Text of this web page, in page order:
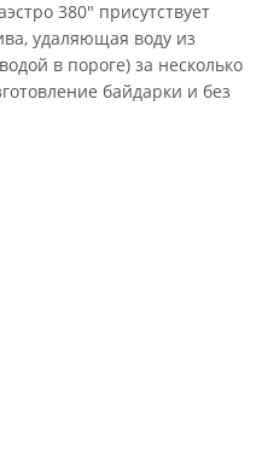
380" присутствует
удаляющая воду из
в пороге) за несколько
байдарки и без